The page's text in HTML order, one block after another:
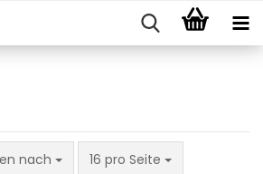
nach
nach 16 pro Seite
pro Seite